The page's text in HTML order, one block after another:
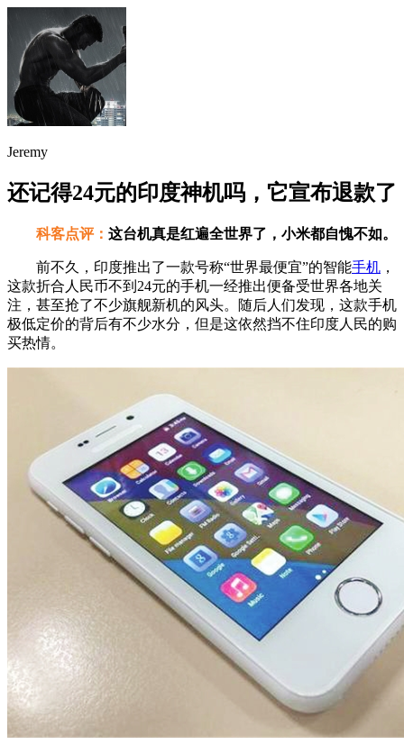
Jeremy
还记得24元的印度神机吗，它宣布退款了
科客点评： 这台机真是红遍全世界了，小米都自愧不如。
前不久，印度推出了一款号称“世界最便宜”的智能手机 ，
这款折合人民币不到24元的手机一经推出便备受世界各地关
注，甚至抢了不少旗舰新机的风头。随后人们发现，这款手机
极低定价的背后有不少水分，但是这依然挡不住印度人民的购
买热情。